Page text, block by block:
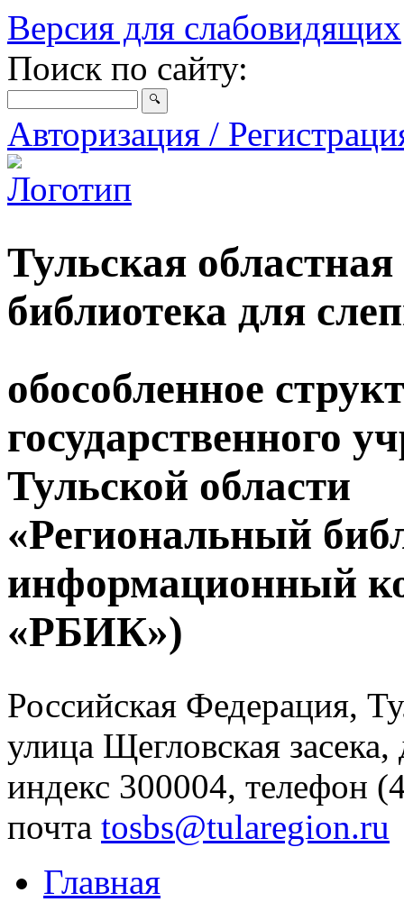
Версия для слабовидящих
Поиск по сайту:
Авторизация /
Тульская
библиотека для
обособленное
государственного
Тульской области
«Региональный
информационный
«РБИК»)
Российская Федерация,
улица Щегловская
индекс 300004, телефон
почта tosbs@tularegion.ru
Главная